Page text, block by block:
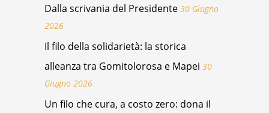
Dalla scrivania del Presidente 30 Giugno
2026
Il filo della solidarietà: la storica
alleanza tra Gomitolorosa e Mapei 30
Giugno 2026
Un filo che cura, a costo zero: dona il